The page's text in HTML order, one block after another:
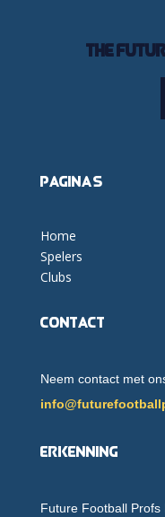
The
Pagina's
Home
Spelers
Clubs
Contact
Neem contact met
Erkenning
Future Football